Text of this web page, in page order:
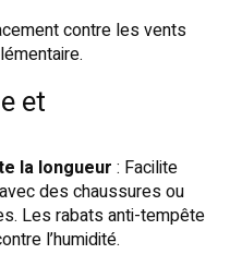
contre les vents
et
la longueur : Facilite
des chaussures ou
Les rabats anti-tempête
l’humidité.